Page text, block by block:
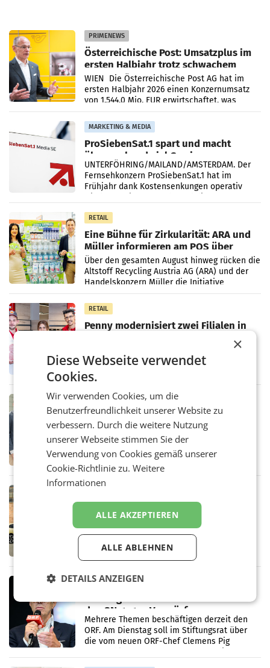
PRIMENEWS
Österreichische Post: Umsatzplus im
ersten Halbjahr trotz schwachem
Briefgeschäft
WIEN Die Österreichische Post AG hat im
ersten Halbjahr 2026 einen Konzernumsatz
von 1.544,0 Mio. EUR erwirtschaftet, was
einem Plus von 3,8 Prozent gegenüber dem
Vergleichszeitraum
MARKETING & MEDIA
ProSiebenSat.1 spart und macht
überraschend viel Gewinn
UNTERFÖHRING/MAILAND/AMSTERDAM. Der
Fernsehkonzern ProSiebenSat.1 hat im
Frühjahr dank Kostensenkungen operativ
RETAIL
Eine Bühne für Zirkularität: ARA und
Müller informieren am POS über
Kreislauffähigkeit
Über den gesamten August hinweg rücken die
Altstoff Recycling Austria AG (ARA) und der
Handelskonzern Müller die Initiative
„Kreislauf-Helden“ in allen österreichischen
Müller-Filialen
RETAIL
Penny modernisiert zwei Filialen in
laufenden Modernisierungsoffensive
erneuert Penny zwei Filialen in Nieder- und
Oberösterreich. Die beiden Standorte liegen
in Haag sowie im rund
RETAIL
Alles bereit für den Wechsel: Jürgen
Albrecht setzt ab 1.1.2027 auf Adeg
WIENER NEUDORF. – Die geplante
Vorarlberger Kaufmann Jürgen Albrecht ist
kartellrechtlich freigegeben: Die
Bundeswettbewerbsbehörde und der
Rekordergebnis im Juli: Leapmotor
verdoppelt Auslieferungen und
überschreitet die 100.000er-Marke
– Im Juli 2026 erreichte Leapmotor einen
wichtigen Meilenstein und lieferte weltweit
101.267 Fahrzeuge aus, womit sich das
verdoppelte (+102
MARKETING & MEDIA
den SN gegen Vorwürfe
Mehrere Themen beschäftigen derzeit den
ORF. Am Dienstag soll im Stiftungsrat über
die vom neuen ORF-Chef Clemens Pig
×
Diese Webseite verwendet
Cookies.
Wir verwenden Cookies, um die
Benutzerfreundlichkeit unserer Website zu
verbessern. Durch die weitere Nutzung
unserer Webseite stimmen Sie der
Verwendung von Cookies gemäß unserer
Cookie-Richtlinie zu.Weitere
Informationen
ALLE AKZEPTIEREN
ALLE ABLEHNEN
DETAILS ANZEIGEN